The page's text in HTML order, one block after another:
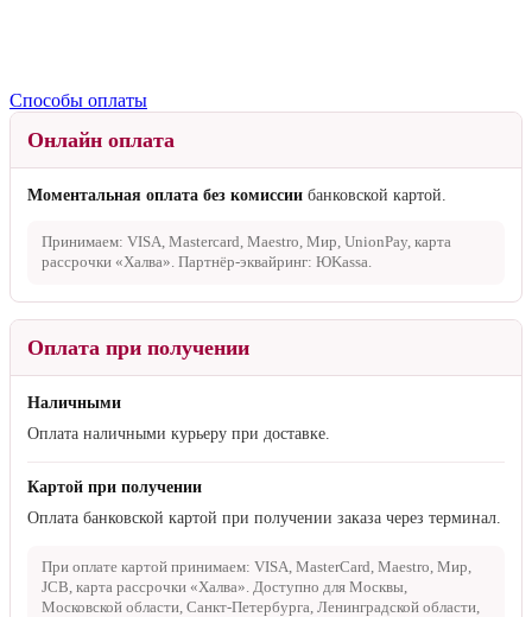
Способы оплаты
Онлайн оплата
Моментальная оплата без комиссии банковской картой.
Принимаем: VISA, Mastercard, Maestro, Мир, UnionPay, карта
рассрочки «Халва». Партнёр-эквайринг: ЮKassa.
Оплата при получении
Наличными
Оплата наличными курьеру при доставке.
Картой при получении
Оплата банковской картой при получении заказа через терминал.
При оплате картой принимаем: VISA, MasterCard, Maestro, Мир,
JCB, карта рассрочки «Халва». Доступно для Москвы,
Московской области, Санкт-Петербурга, Ленинградской области,